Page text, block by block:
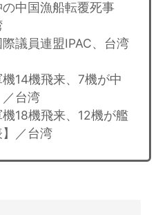
中国漁船転覆死事
議員連盟IPAC、台湾
14機飛来、7機が中
台湾
18機飛来、12機が艦
／台湾